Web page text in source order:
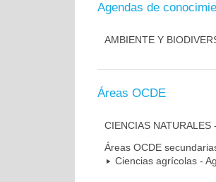
Agendas de
AMBIENTE Y
Áreas OCDE
CIENCIAS
Áreas OCDE
Ciencias agrícolas -